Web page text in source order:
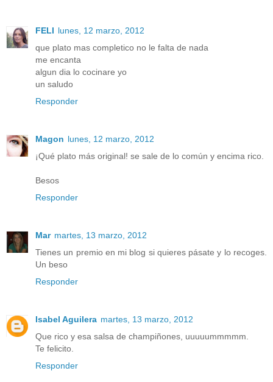
FELI lunes, 12 marzo, 2012
que plato mas completico no le falta de nada
me encanta
algun dia lo cocinare yo
un saludo
Responder
Magon lunes, 12 marzo, 2012
¡Qué plato más original! se sale de lo común y encima rico.
Besos
Responder
Mar martes, 13 marzo, 2012
Tienes un premio en mi blog si quieres pásate y lo recoges.
Un beso
Responder
Isabel Aguilera martes, 13 marzo, 2012
Que rico y esa salsa de champiñones, uuuuummmmm.
Te felicito.
Responder